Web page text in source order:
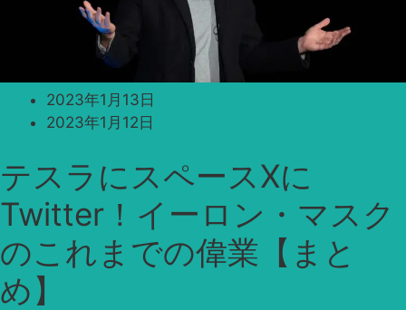
2023年1月13日
2023年1月12日
テスラにスペースXに
Twitter！イーロン・マスク
のこれまでの偉業【まと
め】